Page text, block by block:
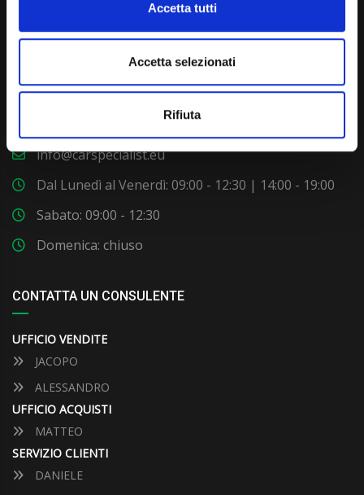
Accetta tutti
Accetta selezionati
Rifiuta
Via Giuditta Pasta 2, Como (CO) 22100
info@carspecialist.eu
Dal Lunedì al Venerdì: 09:00 - 12:30 | 14:00 - 19:00
Sabato: 09:00 - 12:30
Domenica: chiuso
CONTATTA UN CONSULENTE
UFFICIO VENDITE
JACOPO
ALESSANDRO
UFFICIO ACQUISTI
MATTEO
SERVIZIO CLIENTI
DANIELE